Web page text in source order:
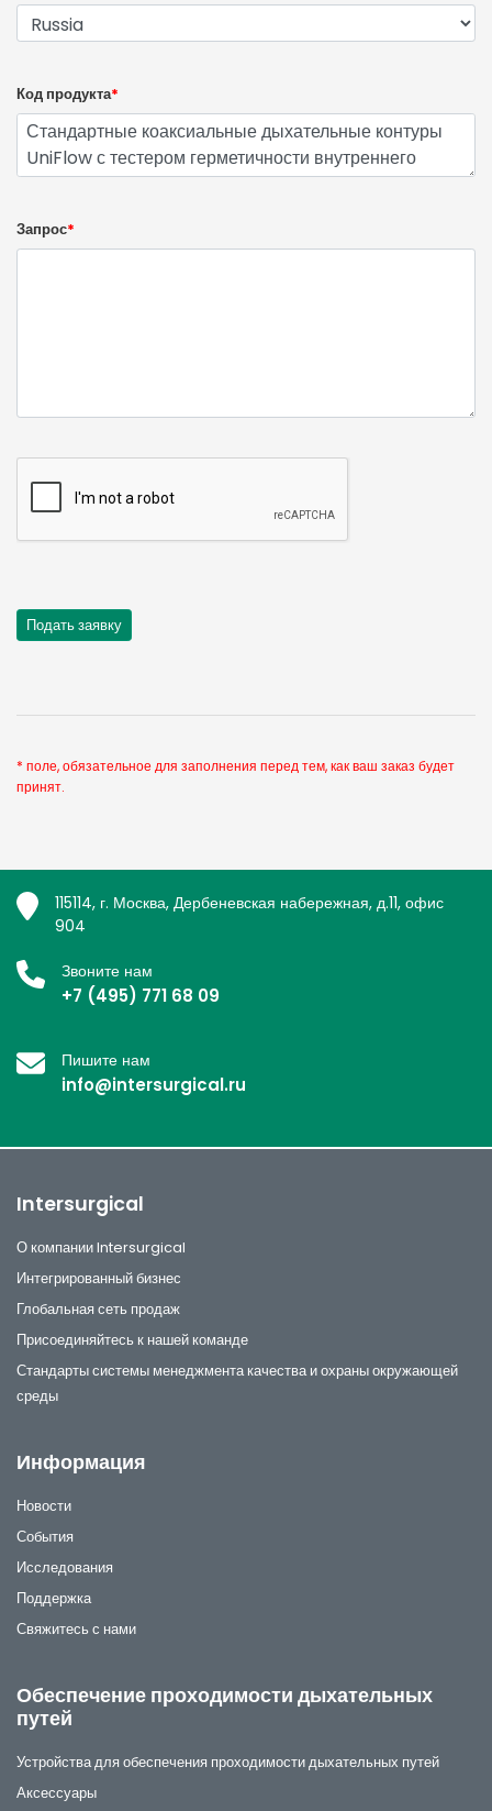
Код продукта*
Запрос*
* поле, обязательное для заполнения перед тем, как ваш заказ будет
принят.
115114, г. Москва, Дербеневская набережная, д.11, офис
904
Звоните нам
+7 (495) 771 68 09
Пишите нам
info@intersurgical.ru
Intersurgical
О компании Intersurgical
Интегрированный бизнес
Глобальная сеть продаж
Присоединяйтесь к нашей команде
Стандарты системы менеджмента качества и охраны окружающей
среды
Информация
Новости
События
Исследования
Поддержка
Свяжитесь с нами
Обеспечение проходимости дыхательных
путей
Устройства для обеспечения проходимости дыхательных путей
Аксессуары